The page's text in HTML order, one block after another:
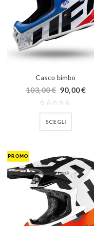
Casco bimbo
103,00€ 90,00€
SCEGLI
PROMO